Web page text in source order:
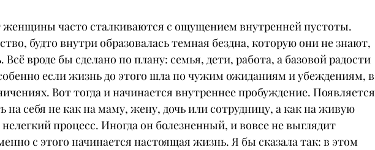
женщины часто сталкиваются с ощущением внутренней пустоты.
будто внутри образовалась темная бездна, которую они не знают,
Всё вроде бы сделано по плану: семья, дети, работа, а базовой радости
если жизнь до этого шла по чужим ожиданиям и убеждениям, в
Вот тогда и начинается внутреннее пробуждение. Появляется
на себя не как на маму, жену, дочь или сотрудницу, а как на живую
процесс. Иногда он болезненный, и вовсе не выглядит
с этого начинается настоящая жизнь. Я бы сказала так: в этом